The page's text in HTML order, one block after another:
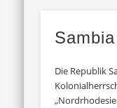
Sambia
Die Republik